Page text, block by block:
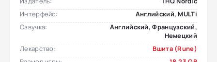
Интерфейс:
Английский, MULTi
Озвучка:
Английский, Французский,
Немецкий
Лекарство:
Вшита (Rune)